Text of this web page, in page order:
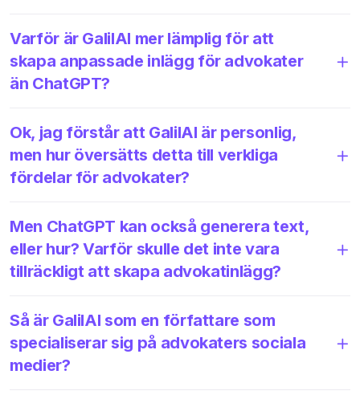
Varför är GalilAI mer lämplig för att
skapa anpassade inlägg för advokater
än ChatGPT?
Ok, jag förstår att GalilAI är personlig,
men hur översätts detta till verkliga
fördelar för advokater?
Men ChatGPT kan också generera text,
eller hur? Varför skulle det inte vara
tillräckligt att skapa advokatinlägg?
Så är GalilAI som en författare som
specialiserar sig på advokaters sociala
medier?